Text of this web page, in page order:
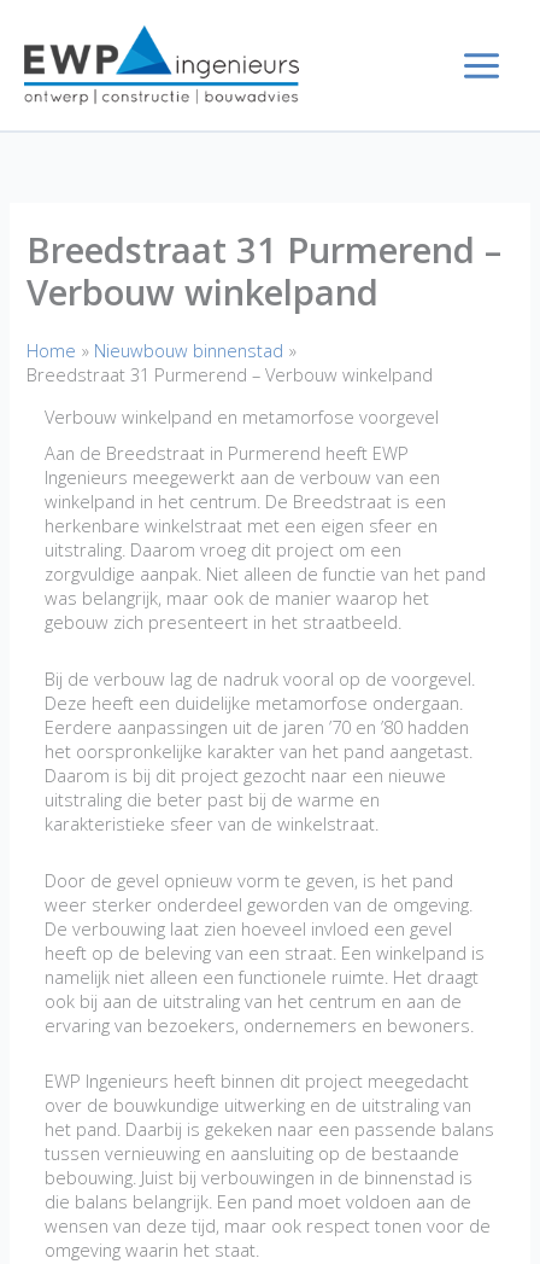
inhoud
Breedstraat 31 Purmerend –
Verbouw winkelpand
Home
Nieuwbouw binnenstad
Breedstraat 31 Purmerend – Verbouw winkelpand
Verbouw winkelpand en metamorfose voorgevel
Aan de Breedstraat in Purmerend heeft EWP
Ingenieurs meegewerkt aan de verbouw van een
winkelpand in het centrum. De Breedstraat is een
herkenbare winkelstraat met een eigen sfeer en
uitstraling. Daarom vroeg dit project om een
zorgvuldige aanpak. Niet alleen de functie van het pand
was belangrijk, maar ook de manier waarop het
gebouw zich presenteert in het straatbeeld.
Bij de verbouw lag de nadruk vooral op de voorgevel.
Deze heeft een duidelijke metamorfose ondergaan.
Eerdere aanpassingen uit de jaren ’70 en ’80 hadden
het oorspronkelijke karakter van het pand aangetast.
Daarom is bij dit project gezocht naar een nieuwe
uitstraling die beter past bij de warme en
karakteristieke sfeer van de winkelstraat.
Door de gevel opnieuw vorm te geven, is het pand
weer sterker onderdeel geworden van de omgeving.
De verbouwing laat zien hoeveel invloed een gevel
heeft op de beleving van een straat. Een winkelpand is
namelijk niet alleen een functionele ruimte. Het draagt
ook bij aan de uitstraling van het centrum en aan de
ervaring van bezoekers, ondernemers en bewoners.
EWP Ingenieurs heeft binnen dit project meegedacht
over de bouwkundige uitwerking en de uitstraling van
het pand. Daarbij is gekeken naar een passende balans
tussen vernieuwing en aansluiting op de bestaande
bebouwing. Juist bij verbouwingen in de binnenstad is
die balans belangrijk. Een pand moet voldoen aan de
wensen van deze tijd, maar ook respect tonen voor de
omgeving waarin het staat.